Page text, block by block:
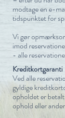
modtage en e-
tidspunktet for
Vi gør opm
imod
- alle rese
Kreditkortgaranti
Ved alle
gyldige
opholdet er
ophold eller